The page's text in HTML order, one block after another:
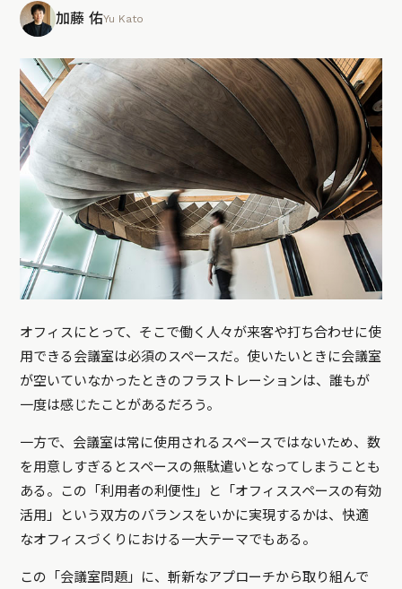
加藤 佑Yu Kato
オフィスにとって、そこで働く人々が来客や打ち合わせに使
用できる会議室は必須のスペースだ。使いたいときに会議室
が空いていなかったときのフラストレーションは、誰もが
一度は感じたことがあるだろう。
一方で、会議室は常に使用されるスペースではないため、数
を用意しすぎるとスペースの無駄遣いとなってしまうことも
ある。この「利用者の利便性」と「オフィススペースの有効
活用」という双方のバランスをいかに実現するかは、快適
なオフィスづくりにおける一大テーマでもある。
この「会議室問題」に、斬新なアプローチから取り組んで